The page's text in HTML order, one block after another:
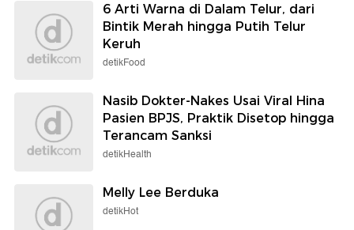
6 Arti Warna di Dalam Telur, dari
Bintik Merah hingga Putih Telur
Keruh
detikFood
Nasib Dokter-Nakes Usai Viral Hina
Pasien BPJS, Praktik Disetop hingga
Terancam Sanksi
detikHealth
Melly Lee Berduka
detikHot